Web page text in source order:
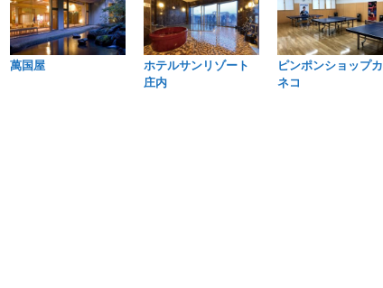
萬国屋
ホテルサンリゾート
庄内
ピンポンショップカ
ネコ